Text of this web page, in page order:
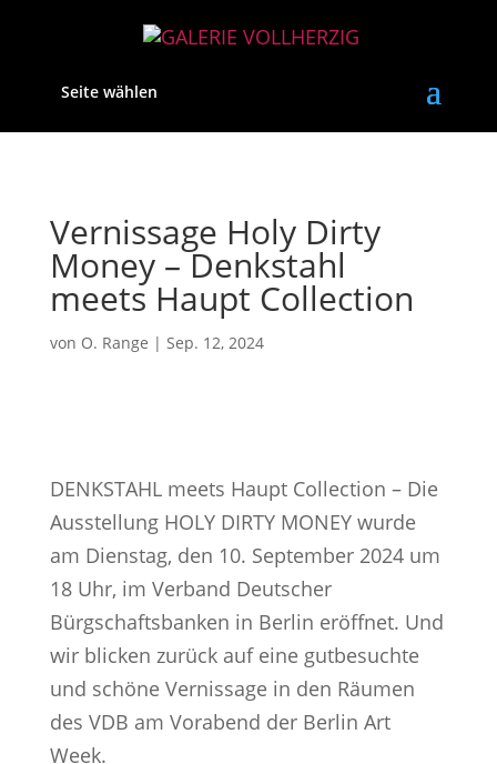
Seite wählen
Vernissage Holy Dirty
Money – Denkstahl
meets Haupt Collection
von O. Range | Sep. 12, 2024
DENKSTAHL meets Haupt Collection – Die
Ausstellung HOLY DIRTY MONEY wurde
am Dienstag, den 10. September 2024 um
18 Uhr, im Verband Deutscher
Bürgschaftsbanken in Berlin eröffnet. Und
wir blicken zurück auf eine gutbesuchte
und schöne Vernissage in den Räumen
des VDB am Vorabend der Berlin Art
Week.